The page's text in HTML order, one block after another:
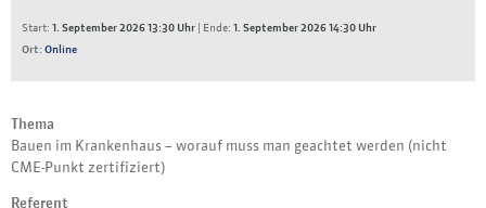
Start: 1. September 2026 13:30 Uhr | Ende: 1. September 2026 14:30 Uhr
Ort: Online
Thema
Bauen im Krankenhaus – worauf muss man geachtet werden (nicht
CME-Punkt zertifiziert)
Referent